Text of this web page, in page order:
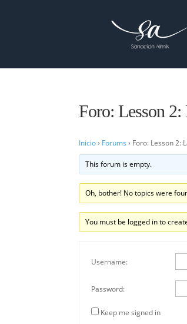
Foro: Lesson 2:
Inicio › Forums › Foro: Lesson 2:
This forum is empty.
Oh, bother! No topics were
You must be logged in to
Username:
Password:
Keep me signed in